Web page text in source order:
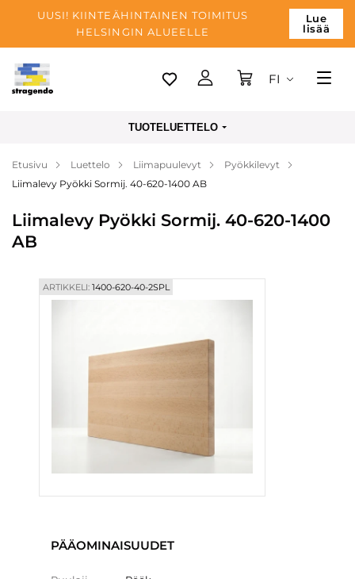
UUSI! KIINTEÄHINTAINEN TOIMITUS
HELSINGIN ALUEELLE
Lue
lisää
Tallinn
Maksu
Blogi
FI
TUOTELUETTELO
Etusivu Luettelo Liimapuulevyt
Pyökkilevyt
Liimalevy Pyökki Sormij. 40-620-1400 AB
Liimalevy Pyökki Sormij. 40-620-1400
AB
ARTIKKELI:1400-620-40-2SPL
PÄÄOMINAISUUDET